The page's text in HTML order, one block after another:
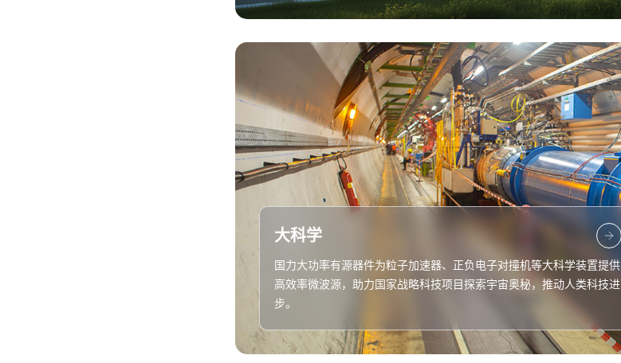
大科学
国力大功率有源器件为粒子加速器、正负电子对撞机等大科学装置提供
高效率微波源，助力国家战略科技项目探索宇宙奥秘，推动人类科技进
步。